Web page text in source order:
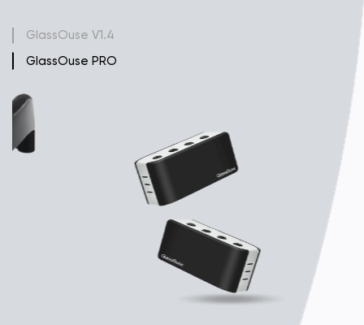
GlassOuse V1.4
GlassOuse PRO